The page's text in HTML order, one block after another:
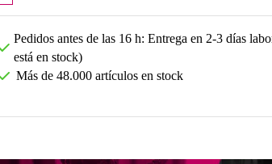
Pedidos antes de las 16 h: Entrega en 2-3 días
está en stock)
Más de 48.000 artículos en stock